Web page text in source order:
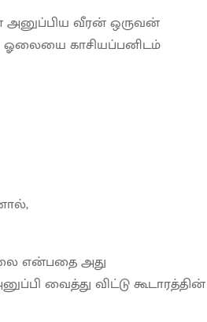
அனுப்பிய வீரன் ஒருவன்
ஓலையை காசியப்பனிடம்
என்பதை அது
வைத்து விட்டு கூடாரத்தின்